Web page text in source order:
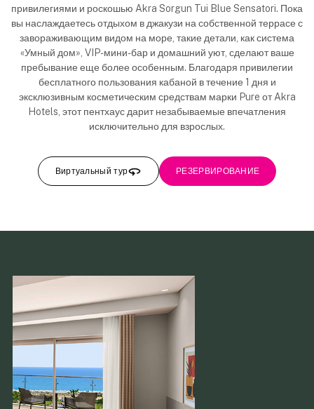
привилегиями и роскошью Akra Sorgun Tui Blue Sensatori. Пока
вы наслаждаетесь отдыхом в джакузи на собственной террасе с
завораживающим видом на море, такие детали, как система
«Умный дом», VIP-мини-бар и домашний уют, сделают ваше
пребывание еще более особенным. Благодаря привилегии
бесплатного пользования кабаной в течение 1 дня и
эксклюзивным косметическим средствам марки Pure от Akra
Hotels, этот пентхаус дарит незабываемые впечатления
исключительно для взрослых.
Виртуальный тур РЕЗЕРВИРОВАНИЕ